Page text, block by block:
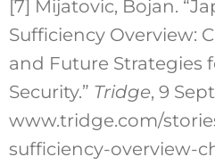
[7] Mijatovic, Bojan.
Sufficiency Overview:
and Future Strategies
Security.” Tridge, 9
www.tridge.com/
sufficiency-overview-